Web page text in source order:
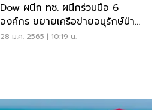
Dow ผนึก ทช. ผนึกร่วมมือ 6
องค์กร ขยายเครือข่ายอนุรักษ์ป่า
ชายเลน
28 ม.ค. 2565 | 10:19 น.